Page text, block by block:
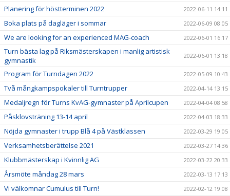
Planering för höstterminen 2022 2022-06-11 14:11
Boka plats på dagläger i sommar 2022-06-09 08:05
We are looking for an experienced MAG-coach 2022-06-01 16:17
Turn bästa lag på Riksmästerskapen i manlig artistisk
gymnastik
2022-06-01 13:18
Program för Turndagen 2022 2022-05-09 10:43
Två mångkampspokaler till Turntrupper 2022-04-14 13:15
Medaljregn för Turns KvAG-gymnaster på Aprilcupen 2022-04-04 08:58
Påsklovsträning 13-14 april 2022-04-03 18:33
Nöjda gymnaster i trupp Blå 4 på Västklassen 2022-03-29 19:05
Verksamhetsberättelse 2021 2022-03-27 14:36
Klubbmästerskap i Kvinnlig AG 2022-03-22 20:33
Årsmöte måndag 28 mars 2022-03-13 17:13
Vi välkomnar Cumulus till Turn! 2022-02-12 19:08